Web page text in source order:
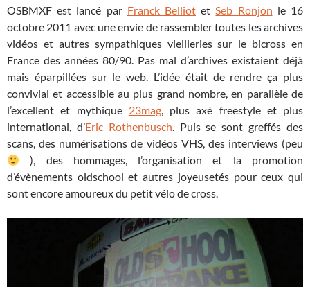
OSBMXF est lancé par Franck Belliot etSeb Ronjon le 16
octobre 2011 avec une envie de rassembler toutes les archives
vidéos et autres sympathiques vieilleries sur le bicross en
France des années 80/90. Pas mal d’archives existaient déjà
mais éparpillées sur le web. L’idée était de rendre ça plus
convivial et accessible au plus grand nombre, en parallèle de
l’excellent et mythique 23mag, plus axé freestyle et plus
international, d’Eric Rothenbusch. Puis se sont greffés des
scans, des numérisations de vidéos VHS, des interviews (peu
), des hommages, l’organisation et la promotion
d’évènements oldschool et autres joyeusetés pour ceux qui
sont encore amoureux du petit vélo de cross.